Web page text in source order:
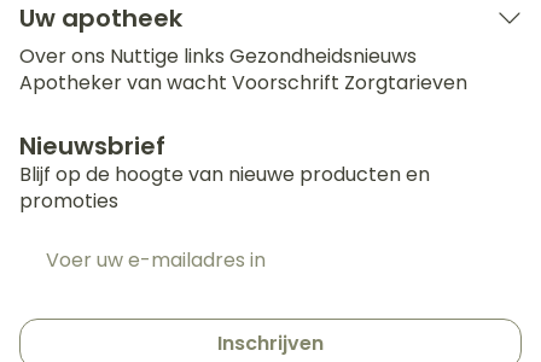
Uw apotheek
Over ons Nuttige links Gezondheidsnieuws
Apotheker van wacht Voorschrift Zorgtarieven
Nieuwsbrief
Blijf op de hoogte van nieuwe producten en
promoties
Inschrijven